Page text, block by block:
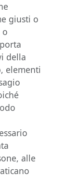
giusti o
o
della
elementi
alle